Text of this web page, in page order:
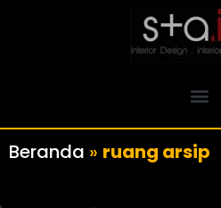
Beranda » ruang arsip